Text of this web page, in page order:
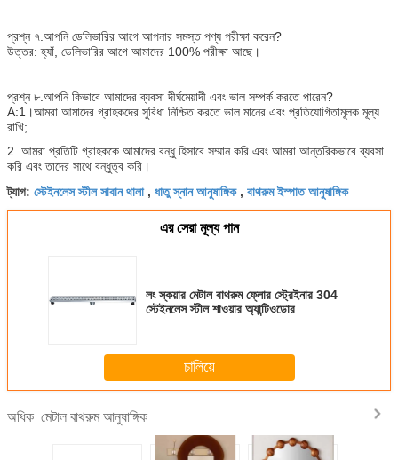
প্রশ্ন ৭.আপনি ডেলিভারির আগে আপনার সমস্ত পণ্য পরীক্ষা করেন?
উত্তর: হ্যাঁ, ডেলিভারির আগে আমাদের 100% পরীক্ষা আছে।
প্রশ্ন ৮.আপনি কিভাবে আমাদের ব্যবসা দীর্ঘমেয়াদী এবং ভাল সম্পর্ক করতে পারেন?
A:1।আমরা আমাদের গ্রাহকদের সুবিধা নিশ্চিত করতে ভাল মানের এবং প্রতিযোগিতামূলক মূল্য
রাখি;
2. আমরা প্রতিটি গ্রাহককে আমাদের বন্ধু হিসাবে সম্মান করি এবং আমরা আন্তরিকভাবে ব্যবসা
করি এবং তাদের সাথে বন্ধুত্ব করি।
ট্যাগ: স্টেইনলেস স্টীল সাবান থালা, ধাতু স্নান আনুষাঙ্গিক, বাথরুম ইস্পাত আনুষাঙ্গিক
এর সেরা মূল্য পান
লং স্কয়ার মেটাল বাথরুম ফ্লোর স্ট্রেইনার 304
স্টেইনলেস স্টীল শাওয়ার অ্যান্টিওডোর
চালিয়ে
অধিক মেটাল বাথরুম আনুষাঙ্গিক